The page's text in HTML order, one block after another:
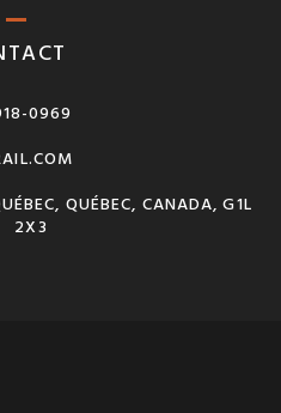
0969
QUÉBEC, CANADA, G1L
2X3